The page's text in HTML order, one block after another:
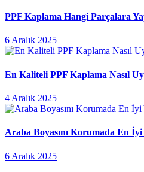
PPF Kaplama Hangi Parçalara
6 Aralık 2025
En Kaliteli PPF Kaplama Nasıl
4 Aralık 2025
Araba Boyasını Korumada En
6 Aralık 2025